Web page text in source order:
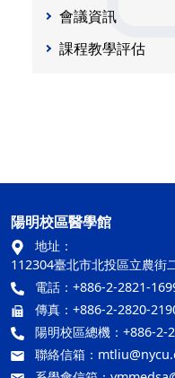
會議資訊
課程教學評估
陽明校區醫學館
地址：
112304臺北市北投區立農街
電話：+886-2-2821-
傳真：+886-2-2820-
陽明校區總機：+886-2-
聯絡信箱：